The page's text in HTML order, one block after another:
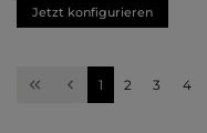
Jetzt konfigurieren
Seite
1 Seite
2 Seite
3 Seite
4